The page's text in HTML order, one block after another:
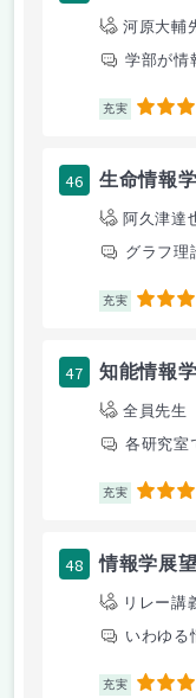
河原大輔
学部が情
充実 4
46 生命情報
阿久津達
グラフ理
充実 4
47 知能情報
全員先生
各研究室
充実 5
48 情報学展
リレー講
いわゆる
充実 3